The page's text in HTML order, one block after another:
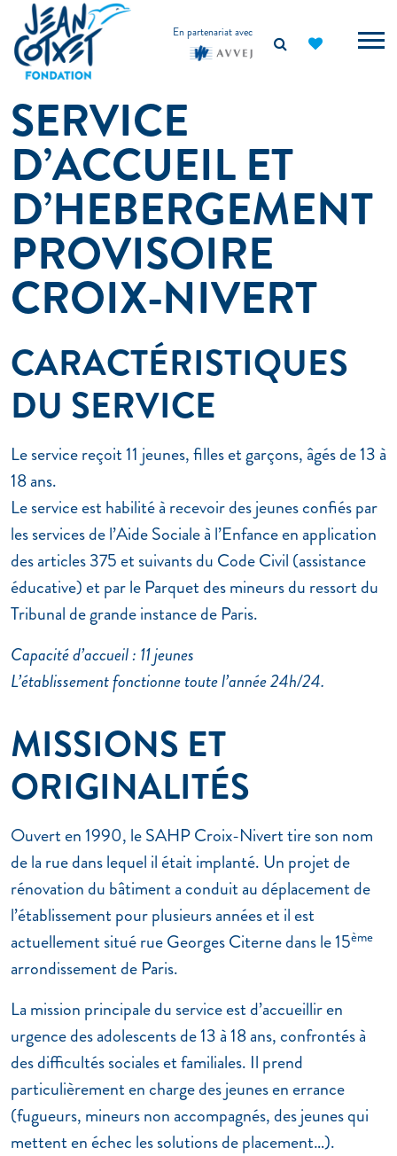
principal
En partenariat avec
SERVICE
D’ACCUEIL ET
D’HEBERGEMENT
PROVISOIRE
CROIX-NIVERT
CARACTÉRISTIQUES
DU SERVICE
Le service reçoit 11 jeunes, filles et garçons, âgés de 13 à
18 ans.
Le service est habilité à recevoir des jeunes confiés par
les services de l’Aide Sociale à l’Enfance en application
des articles 375 et suivants du Code Civil (assistance
éducative) et par le Parquet des mineurs du ressort du
Tribunal de grande instance de Paris.
Capacité d’accueil : 11 jeunes
L’établissement fonctionne toute l’année 24h/24.
MISSIONS ET
ORIGINALITÉS
Ouvert en 1990, le SAHP Croix-Nivert tire son nom
de la rue dans lequel il était implanté. Un projet de
rénovation du bâtiment a conduit au déplacement de
l’établissement pour plusieurs années et il est
actuellement situé rue Georges Citerne dans le 15ème
arrondissement de Paris.
La mission principale du service est d’accueillir en
urgence des adolescents de 13 à 18 ans, confrontés à
des difficultés sociales et familiales. Il prend
particulièrement en charge des jeunes en errance
(fugueurs, mineurs non accompagnés, des jeunes qui
mettent en échec les solutions de placement…).